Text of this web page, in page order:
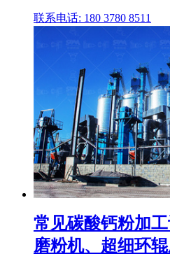
联系电话: 180 3780 8511
常见碳酸钙粉加
磨粉机、超细环